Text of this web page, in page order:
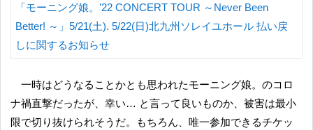
「モーニング娘。’22 CONCERT TOUR ～Never Been
Better! ～」5/21(土). 5/22(日)北九州ソレイユホール 払い戻
しに関するお知らせ
一時はどうなることかとも思われたモーニング娘。のコロ
ナ禍直撃だったが、幸い… と言って良いものか、被害は最小
限で切り抜けられそうだ。もちろん、唯一参加できるチケッ